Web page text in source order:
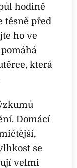
hodině
těsně před
ho ve
která
Domácí
se
velmi